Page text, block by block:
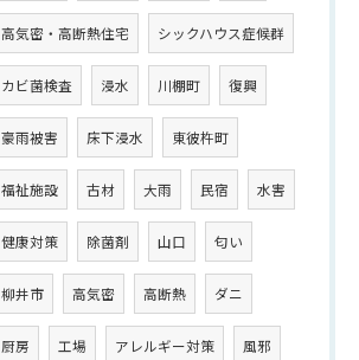
高気密・高断熱住宅 シックハウス症候群
カビ菌検査 浸水 川棚町 復興
豪雨被害 床下浸水 東彼杵町
福祉施設 古材 大雨 民宿 水害
健康対策 除菌剤 山口 匂い
柳井市 高気密 高断熱 ダニ
厨房 工場 アレルギー対策 風邪